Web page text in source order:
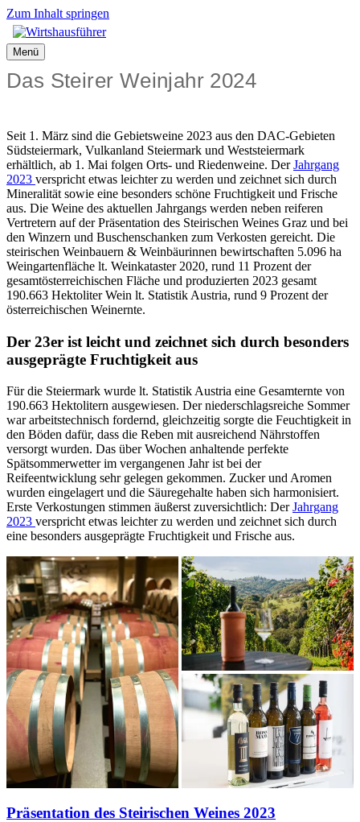
Zum Inhalt springen
Menü
Das Steirer Weinjahr 2024
Seit 1. März sind die Gebietsweine 2023 aus den DAC-Gebieten
Südsteiermark, Vulkanland Steiermark und Weststeiermark
erhältlich, ab 1. Mai folgen Orts- und Riedenweine. DerJahrgang
2023 verspricht etwas leichter zu werden und zeichnet sich durch
Mineralität sowie eine besonders schöne Fruchtigkeit und Frische
aus. Die Weine des aktuellen Jahrgangs werden neben reiferen
Vertretern auf der Präsentation des Steirischen Weines Graz und bei
den Winzern und Buschenschanken zum Verkosten gereicht. Die
steirischen Weinbauern & Weinbäurinnen bewirtschaften 5.096 ha
Weingartenfläche lt. Weinkataster 2020, rund 11 Prozent der
gesamtösterreichischen Fläche und produzierten 2023 gesamt
190.663 Hektoliter Wein lt. Statistik Austria, rund 9 Prozent der
österreichischen Weinernte.
Der 23er ist leicht und zeichnet sich durch besonders
ausgeprägte Fruchtigkeit aus
Für die Steiermark wurde lt. Statistik Austria eine Gesamternte von
190.663 Hektolitern ausgewiesen. Der niederschlagsreiche Sommer
war arbeitstechnisch fordernd, gleichzeitig sorgte die Feuchtigkeit in
den Böden dafür, dass die Reben mit ausreichend Nährstoffen
versorgt wurden. Das über Wochen anhaltende perfekte
Spätsommerwetter im vergangenen Jahr ist bei der
Reifeentwicklung sehr gelegen gekommen. Zucker und Aromen
wurden eingelagert und die Säuregehalte haben sich harmonisiert.
Erste Verkostungen stimmen äußerst zuversichtlich: DerJahrgang
2023 verspricht etwas leichter zu werden und zeichnet sich durch
eine besonders ausgeprägte Fruchtigkeit und Frische aus.
Präsentation des Steirischen Weines 2023